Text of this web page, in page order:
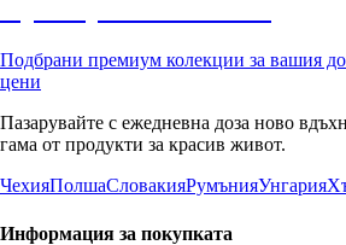
Подбрани премиум колекции за вашия
цени
Пазарувайте с ежедневна доза ново
гама от продукти за красив живот.
ЧехияПолшаСловакияРумънияУнгария
Информация за покупката